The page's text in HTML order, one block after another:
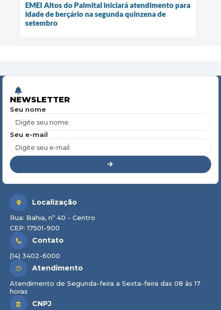
EMEI Altos do Palmital iniciará atendimento para
idade de berçário na segunda quinzena de
setembro
NEWSLETTER
Seu nome
Seu e-mail
Localização
Rua: Bahia, nº 40 - Centro
CEP: 17501-900
Contato
(14) 3402-6000
Atendimento
Atendimento de Segunda-feira a Sexta-feira das 08 às 17
horas
CNPJ